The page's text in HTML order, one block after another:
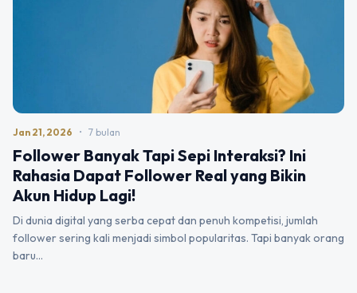
Jan 21, 2026 • 7 bulan
Follower Banyak Tapi Sepi Interaksi? Ini
Rahasia Dapat Follower Real yang Bikin
Akun Hidup Lagi!
Di dunia digital yang serba cepat dan penuh kompetisi, jumlah
follower sering kali menjadi simbol popularitas. Tapi banyak orang
baru…